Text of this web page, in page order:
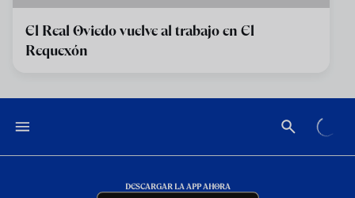
El Real Oviedo vuelve al trabajo en El
Requexón
DESCARGAR LA APP AHORA